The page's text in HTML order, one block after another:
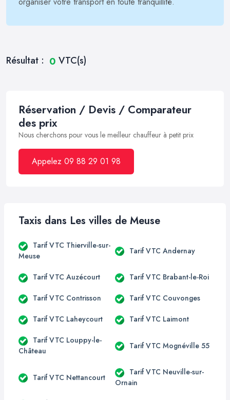
Résultat : 0 VTC(s)
Réservation / Devis / Comparateur
des prix
Nous cherchons pour vous le meilleur chauffeur à petit prix
Appelez 09 88 29 01 98
Taxis dans Les villes de Meuse
Tarif VTC Thierville-sur-
Meuse
Tarif VTC Andernay
Tarif VTC Auzécourt Tarif VTC Brabant-le-Roi
Tarif VTC Contrisson Tarif VTC Couvonges
Tarif VTC Laheycourt Tarif VTC Laimont
Tarif VTC Louppy-le-
Château
Tarif VTC Mognéville 55
Tarif VTC Nettancourt
Tarif VTC Neuville-sur-
Ornain